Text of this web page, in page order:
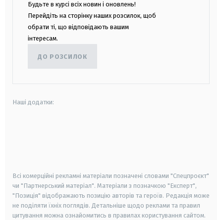
Будьте в курсі всіх новин і оновлень!
Перейдіть на сторінку наших розсилок, щоб
обрати ті, що відповідають вашим
інтересам.
ДО РОЗСИЛОК
Наші додатки:
Всі комерційні рекламні матеріали позначені словами "Спецпроєкт"
чи "Партнерський матеріал". Матеріали з позначкою "Експерт",
"Позиція" відображають позицію авторів та героїв. Редакція може
не поділяти їхніх поглядів. Детальніше щодо реклами та правил
цитування можна ознайомитись в правилах користування сайтом.